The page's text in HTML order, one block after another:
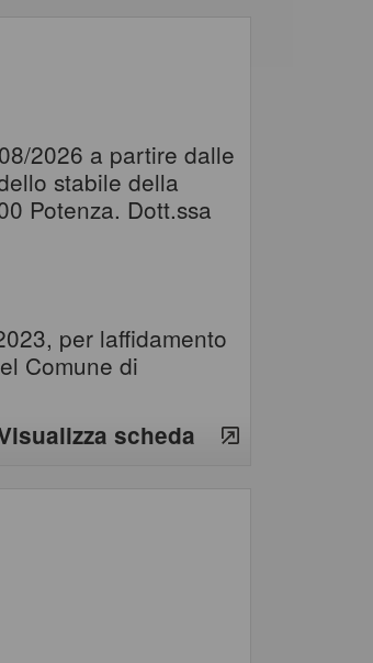
2026 a partire dalle
stabile della
Potenza. Dott.ssa
per laffidamento
Comune di
scheda